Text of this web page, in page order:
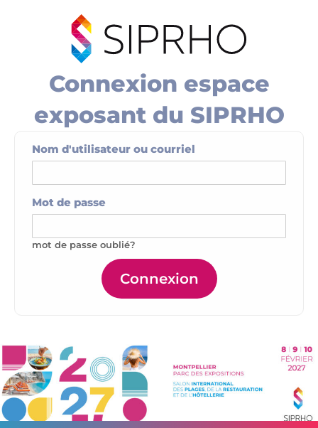
Connexion espace
exposant du SIPRHO
Nom d'utilisateur ou courriel
Mot de passe
mot de passe oublié?
Connexion